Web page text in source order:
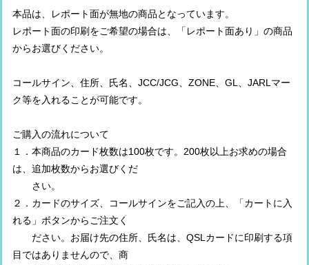
本品は、レポート面が無地の商品となっています。
レポート面の印刷をご希望の場合は、「レポート面あり」の商品
からお選びください。
コールサイン、住所、氏名、JCC/JCG、ZONE、GL、JARLマー
ク等を入れることが可能です。
ご購入の流れについて
１．本商品のカード枚数は100枚です。200枚以上お求めの場合
は、追加枚数からお選びくだ
さい。
２．カードのサイズ、コールサインをご記入の上、「カートに入
れる」ボタンからご注文く
ださい。お届け先の住所、氏名は、QSLカードに印刷する項
目ではありませんので、商